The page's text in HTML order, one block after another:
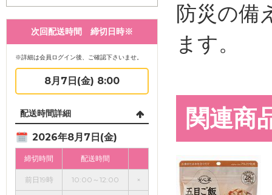
次回配送時間 締切日時※
※詳細は会員ログイン後、ご確認下さいませ。
8月7日(金) 8:00
配送時間詳細
2026年8月7日(金)
締切時間 配送時間
前日19時 10:00～12:00 ×
防災の備
ます。
関連商